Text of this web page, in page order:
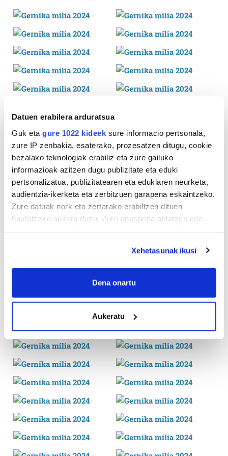
Datuen erabilera arduratsua
Guk eta gure 1022 kideek sure informacio pertsonala,
zure IP zenbakia, esaterako, prozesatzen ditugu, cookie
bezalako teknologiak erabiliz eta zure gailuko
informazioak azitzen dugu publizitate eta eduki
pertsonalizatua, publizitatearen eta edukiaren neurketa,
audientzia-ikerketa eta zerbitzuen garapena eskaintzeko.
Zure datuak nork eta zertarako erabiltzen dituen
hautatzeko aukera duzu. Zure onespena aldatzen edo
If you allow, we would also like to:
Collect information about your geographical
meters
Identify your device by actively scanning it for
specific characteristics (fingerprinting)
Find out more about how your personal data is processed
and set your preferences in the
Guk eta gure bazkideek zure datu pertsonalak
prozesatzen ditugu, zure IP zenbakia, besteak beste,
teknologia erabiliz, cookieak adibidez, iragarki eta eduki
pertsonalizatuak eskaintzeko, iragarkiak eta edukia
neurtzeko, jendeari buruzko informazioa biltzeko eta
produktuak garatzeko. Zure datuak nork eta zertarako
erabiltzen dituen hauta dezakezu.
Xehetasunak ikusi
Dena onartu
Aukeratu